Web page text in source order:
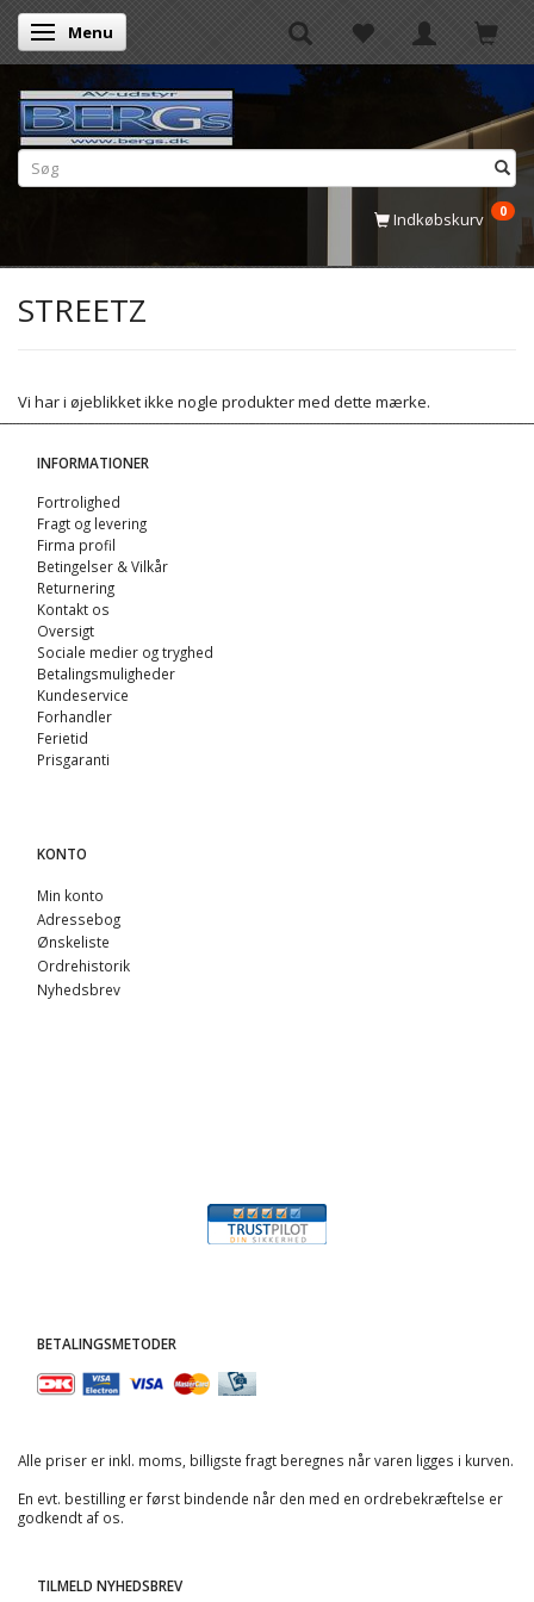
Skifte navigation
Menu
Indkøbskurv 0
STREETZ
Vi har i øjeblikket ikke nogle produkter med dette mærke.
INFORMATIONER
Fortrolighed
Fragt og levering
Firma profil
Betingelser & Vilkår
Returnering
Kontakt os
Oversigt
Sociale medier og tryghed
Betalingsmuligheder
Kundeservice
Forhandler
Ferietid
Prisgaranti
KONTO
Min konto
Adressebog
Ønskeliste
Ordrehistorik
Nyhedsbrev
BETALINGSMETODER
Alle priser er inkl. moms, billigste fragt beregnes når varen ligges i kurven.
En evt. bestilling er først bindende når den med en ordrebekræftelse er
godkendt af os.
TILMELD NYHEDSBREV